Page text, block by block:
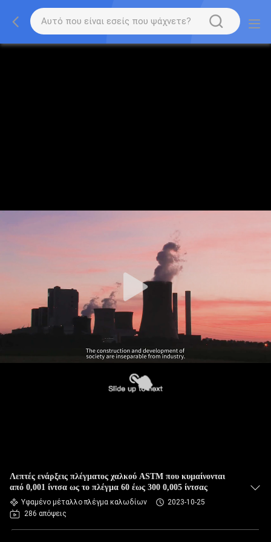
Λεπτές ενάρξεις πλέγματος χαλκού ASTM που κυμαίνονται
από 0,001 ίντσα ως το πλέγμα 60 έως 300 0,005 ίντσας
Υφαμένο μέταλλο πλέγμα καλωδίων
2023-10-25
286 απόψεις